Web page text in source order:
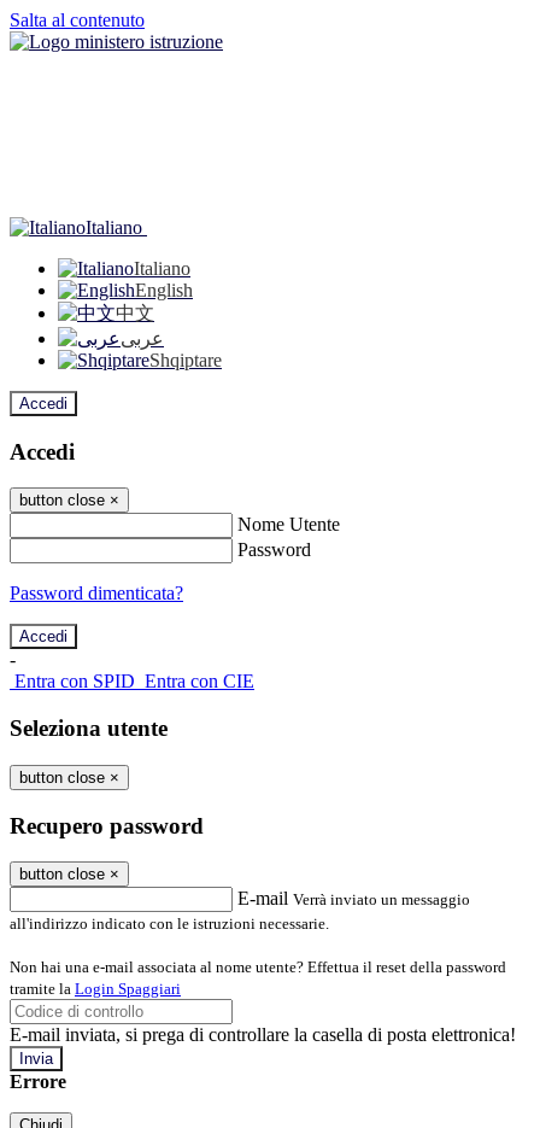
Salta al contenuto
Italiano
Italiano
English
中文
عربى
Shqiptare
Accedi
Accedi
button close ×
Nome Utente
Password
Password dimenticata?
-
Entra con SPID Entra con CIE
Seleziona utente
button close ×
Recupero password
button close ×
E-mail Verrà inviato un messaggio
all'indirizzo indicato con le istruzioni necessarie.
Non hai una e-mail associata al nome utente? Effettua il reset della password
tramite la Login Spaggiari
E-mail inviata, si prega di controllare la casella di posta elettronica!
Errore